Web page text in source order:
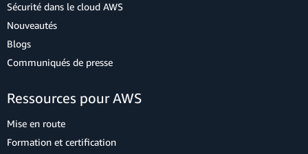
Sécurité dans le cloud AWS
Nouveautés
Blogs
Communiqués de presse
Ressources pour AWS
Mise en route
Formation et certification